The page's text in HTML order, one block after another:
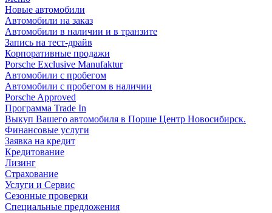
Новые автомобили
Автомобили на заказ
Автомобили в наличии и в транзите
Запись на тест-драйв
Корпоративные продажи
Porsche Exclusive Manufaktur
Автомобили с пробегом
Автомобили с пробегом в наличии
Porsche Approved
Программа Trade In
Выкуп Вашего автомобиля в Порше Центр Новосибирск.
Финансовые услуги
Заявка на кредит
Кредитование
Лизинг
Страхование
Услуги и Сервис
Сезонные проверки
Специальные предложения